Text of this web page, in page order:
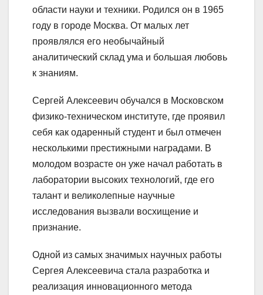
области науки и техники. Родился он в 1965
году в городе Москва. От малых лет
проявлялся его необычайный
аналитический склад ума и большая любовь
к знаниям.
Сергей Алексеевич обучался в Московском
физико-техническом институте, где проявил
себя как одаренный студент и был отмечен
несколькими престижными наградами. В
молодом возрасте он уже начал работать в
лаборатории высоких технологий, где его
талант и великолепные научные
исследования вызвали восхищение и
признание.
Одной из самых значимых научных работы
Сергея Алексеевича стала разработка и
реализация инновационного метода